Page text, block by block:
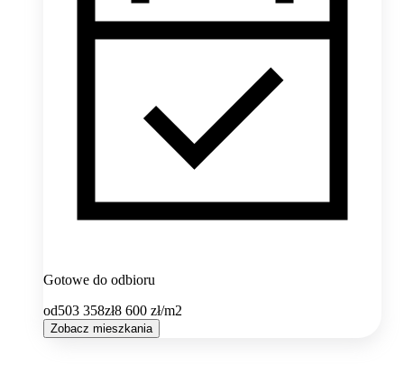
Gotowe do odbioru
od503 358zł8 600 zł/m2
Zobacz mieszkania